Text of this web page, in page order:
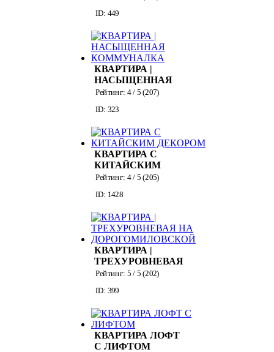
ID: 449
КВАРТИРА |
НАСЫЩЕННАЯ
КОММУНАЛКА
Рейтинг: 4/ 5 (207)
ID: 323
КВАРТИРА С
КИТАЙСКИМ
ДЕКОРОМ
Рейтинг: 4/ 5 (205)
ID: 1428
КВАРТИРА |
ТРЕХУРОВНЕВАЯ
НА
Рейтинг: 5/ 5 (202)
ID: 399
КВАРТИРА ЛОФТ
С ЛИФТОМ